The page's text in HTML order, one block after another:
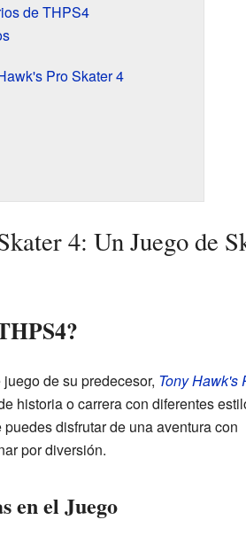
de THPS4
Pro Skater 4
4: Un Juego de
de su predecesor, Tony Hawk's
historia o carrera con diferentes
disfrutar de una aventura con
por diversión.
en el Juego